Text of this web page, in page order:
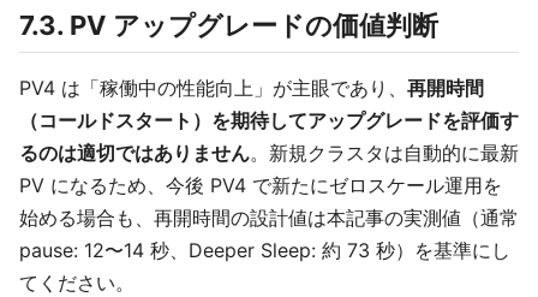
7.3. PV アップグレードの価値判断
PV4 は「稼働中の性能向上」が主眼であり、 再開時間
（コールドスタート）を期待してアップグレードを評価す
るのは適切ではありません。新規クラスタは自動的に最新
PV になるため、今後 PV4 で新たにゼロスケール運用を
始める場合も、再開時間の設計値は本記事の実測値（通常
pause: 12〜14 秒、Deeper Sleep: 約 73 秒）を基準にし
てください。